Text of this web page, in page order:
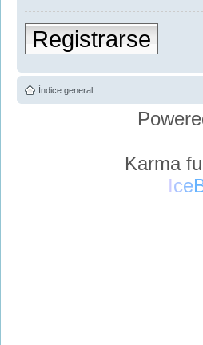
Registrarse
Índice general
Karma
Ice